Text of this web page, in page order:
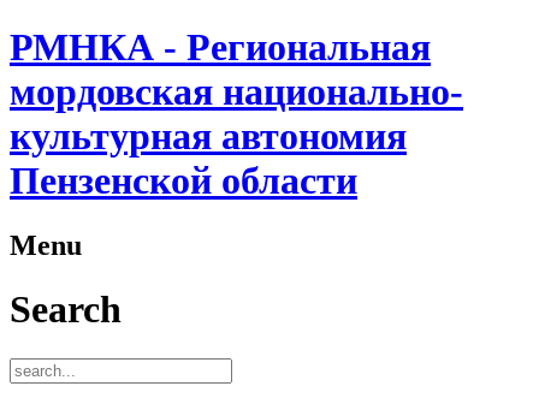
РМНКА - Региональная
мордовская национально-
культурная автономия
Пензенской области
Menu
Search